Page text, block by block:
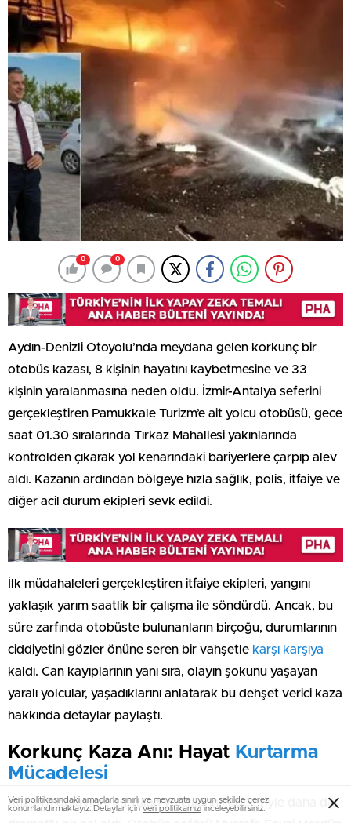
0 0
Aydın-Denizli Otoyolu’nda meydana gelen korkunç bir
otobüs kazası, 8 kişinin hayatını kaybetmesine ve 33
kişinin yaralanmasına neden oldu. İzmir-Antalya seferini
gerçekleştiren Pamukkale Turizm’e ait yolcu otobüsü, gece
saat 01.30 sıralarında Tırkaz Mahallesi yakınlarında
kontrolden çıkarak yol kenarındaki bariyerlere çarpıp alev
aldı. Kazanın ardından bölgeye hızla sağlık, polis, itfaiye ve
diğer acil durum ekipleri sevk edildi.
İlk müdahaleleri gerçekleştiren itfaiye ekipleri, yangını
yaklaşık yarım saatlik bir çalışma ile söndürdü. Ancak, bu
süre zarfında otobüste bulunanların birçoğu, durumlarının
ciddiyetini gözler önüne seren bir vahşetle karşı karşıya
kaldı. Can kayıplarının yanı sıra, olayın şokunu yaşayan
yaralı yolcular, yaşadıklarını anlatarak bu dehşet verici kaza
hakkında detaylar paylaştı.
Korkunç Kaza Anı: Hayat Kurtarma
Mücadelesi
Kazanın detayları, kurtulan yolcuların ifadeleriyle daha da
Veri politikasındaki amaçlarla sınırlı ve mevzuata uygun şekilde çerez
konumlandırmaktayız. Detaylar için veri politikamızı inceleyebilirsiniz.